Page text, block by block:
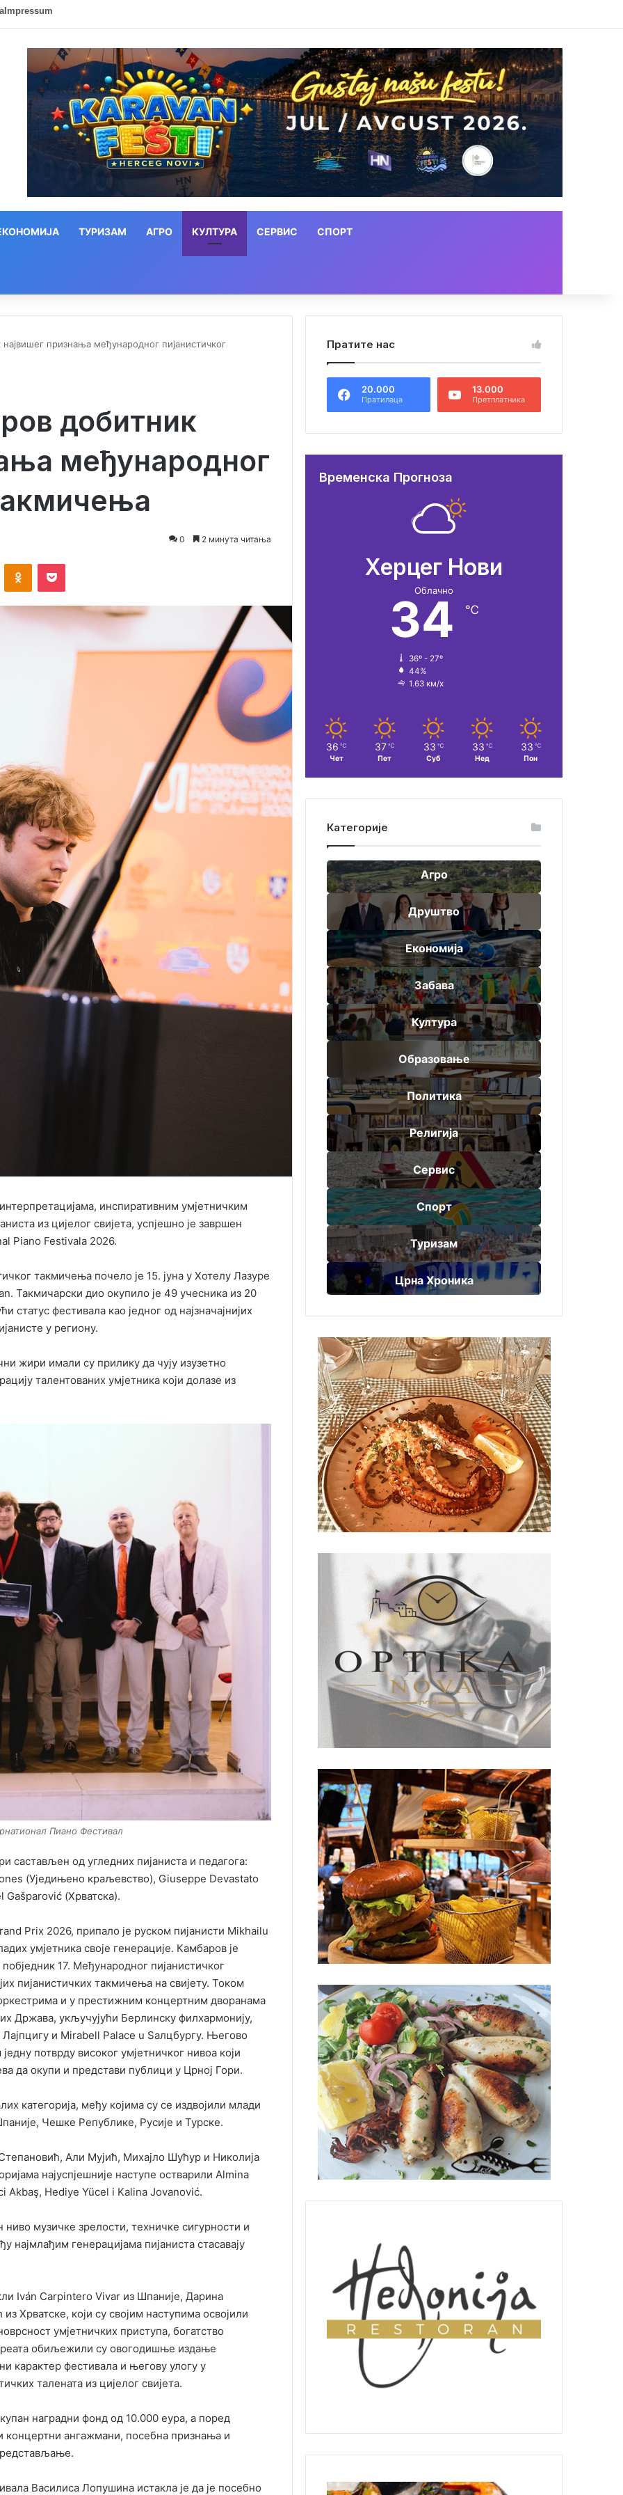
Impressum
ТУРИЗАМ АГРО КУЛТУРА СЕРВИС СПОРТ
признања међународног пијанистичког
добитник
међународног
0 2 минута читања
инспиративним умјетничким
из цијелог свијета, успјешно је завршен
Piano Festivala 2026.
такмичења почело је 15. јуна у Хотелу Лазуре
Такмичарски дио окупило је 49 учесника из 20
статус фестивала као једног од најзначајнијих
у региону.
жири имали су прилику да чују изузетно
талентованих умјетника који долазе из
Пиано Фестивал
састављен од угледних пијаниста и педагога:
(Уједињено краљевство), Giuseppe Devastato
Gašparović (Хрватска).
Prix 2026, припало је руском пијанисти Mikhailu
умјетника своје генерације. Камбаров је
17. Међународног пијанистичког
пијанистичких такмичења на свијету. Током
и у престижним концертним дворанама
Држава, укључујући Берлинску филхармонију,
и Mirabell Palace u Saлцбургу. Његово
потврду високог умјетничког нивоа који
да окупи и представи публици у Црној Гори.
категорија, међу којима су се издвојили млади
Чешке Републике, Русије и Турске.
Али Мујић, Михајло Шућур и Николија
најуспјешније наступе остварили Almina
Akbaş, Hediye Yücel i Kalina Jovanović.
музичке зрелости, техничке сигурности и
најмлађим генерацијама пијаниста стасавају
Iván Carpintero Vivar из Шпаније, Дарина
Хрватске, који су својим наступима освојили
умјетничких приступа, богатство
обиљежили су овогодишње издање
карактер фестивала и његову улогу у
талената из цијелог свијета.
наградни фонд од 10.000 еура, а поред
концертни ангажмани, посебна признања и
Василиса Лопушина истакла је да је посебно
Пратите нас
20.000
Пратилаца
13.000
Претплатника
Временска Прогноза
Херцег Нови
Облачно
34 ℃
36º - 27º
44%
1.63 км/х
36 ℃
Чет
37 ℃
Пет
33 ℃
Суб
33 ℃
Нед
33 ℃
Пон
Категорије
Агро
Друштво
Економија
Забава
Култура
Образовање
Политика
Религија
Сервис
Спорт
Туризам
Црна Хроника